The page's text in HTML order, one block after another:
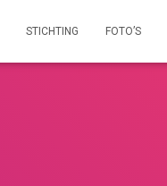
STICHTING FOTO’S